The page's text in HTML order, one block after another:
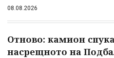
08.08.2026
Отново: камион
насрещното на